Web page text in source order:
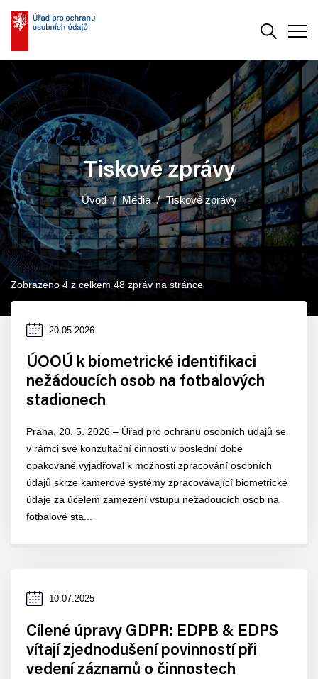
Tiskové zprávy
Úvod Média Tiskové zprávy
Zobrazeno 4 z celkem 48 zpráv na stránce
Datum
20.05.2026
ÚOOÚ k biometrické identifikaci
nežádoucích osob na fotbalových
stadionech
Praha, 20. 5. 2026 – Úřad pro ochranu osobních údajů se
v rámci své konzultační činnosti v poslední době
opakovaně vyjadřoval k možnosti zpracování osobních
údajů skrze kamerové systémy zpracovávající biometrické
údaje za účelem zamezení vstupu nežádoucích osob na
fotbalové sta...
Datum
10.07.2025
Cílené úpravy GDPR: EDPB & EDPS
vítají zjednodušení povinností při
vedení záznamů o činnostech